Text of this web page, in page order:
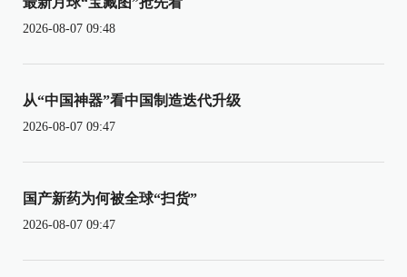
2026-08-07 09:48
从“中国神器”看中国制造迭代升级
2026-08-07 09:47
国产新药为何被全球“扫货”
2026-08-07 09:47